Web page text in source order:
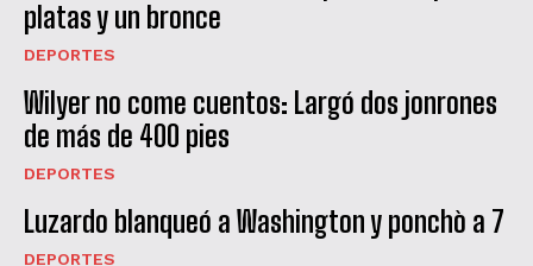
QUIERO SUSCRIBIRME
He leído y acepto las
platas y un bronce
DEPORTES
Wilyer no come cuentos: Largó dos jonrones
de más de 400 pies
DEPORTES
Luzardo blanqueó a Washington y ponchò a 7
DEPORTES